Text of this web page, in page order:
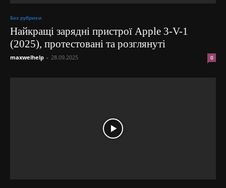
Без рубрики
Найкращі зарядні пристрої Apple 3-V-1
(2025), протестовані та розглянуті
maxwelhelp - 28.09.2025 0